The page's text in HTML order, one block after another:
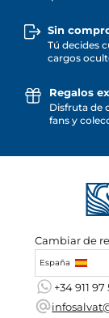
Sin
Tú decides
cargos
Regalos
Disfruta de
fans y
Cambiar de
España
+34 911 97